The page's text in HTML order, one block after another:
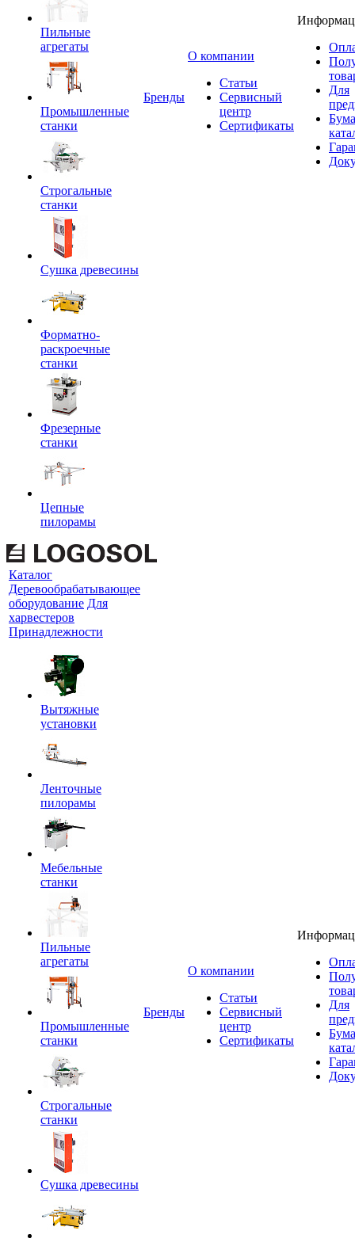
Пильные
агрегаты
Промышленные
станки
Строгальные
станки
Сушка древесины
Форматно-
раскроечные
станки
Фрезерные
станки
Цепные
пилорамы
Бренды
O компании
Статьи
Сервисный
центр
Сертификаты
Для
Каталог
Деревообрабатывающее
оборудование Для
харвестеров
Принадлежности
Вытяжные
установки
Ленточные
пилорамы
Мебельные
станки
Пильные
агрегаты
Промышленные
станки
Строгальные
станки
Сушка древесины
Бренды
O компании
Статьи
Сервисный
центр
Сертификаты
Для